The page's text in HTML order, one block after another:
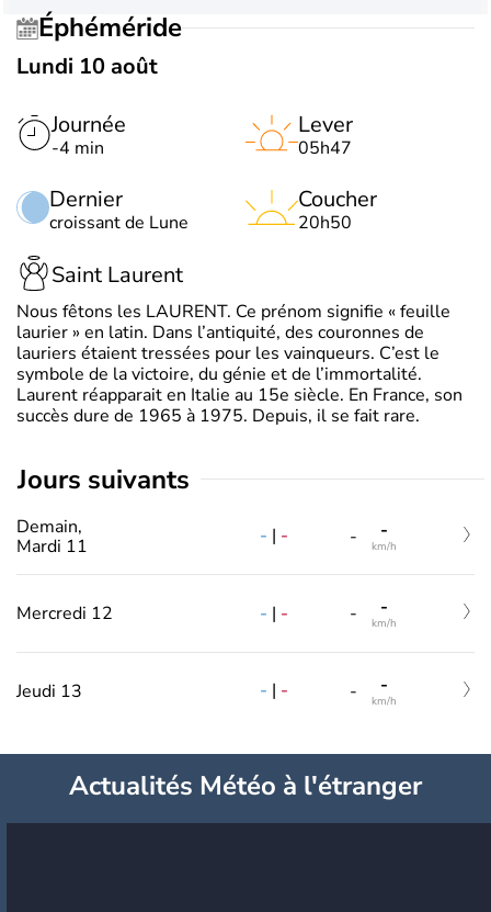
Éphéméride
Lundi 10 août
Journée
-4 min
Dernier
croissant de Lune
Lever
05h47
Coucher
20h50
Saint Laurent
Nous fêtons les LAURENT. Ce prénom signifie « feuille
laurier » en latin. Dans l’antiquité, des couronnes de
lauriers étaient tressées pour les vainqueurs. C’est le
symbole de la victoire, du génie et de l’immortalité.
Laurent réapparait en Italie au 15e siècle. En France, son
succès dure de 1965 à 1975. Depuis, il se fait rare.
jours suivants
Demain,
Mardi 11
- | - - -
km/h
Mercredi 12 - | - - -
km/h
Jeudi 13 - | - - -
km/h
Actualités Météo à l'étranger